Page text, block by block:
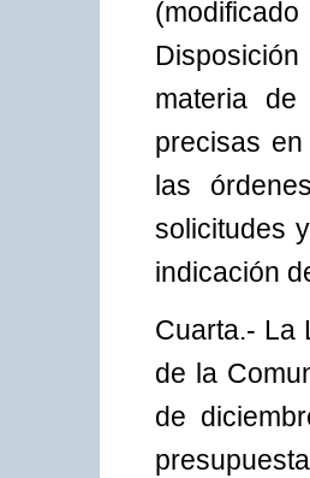
materia de
precisas
las
solicitudes
indicación
Cuarta.- La
de la
de